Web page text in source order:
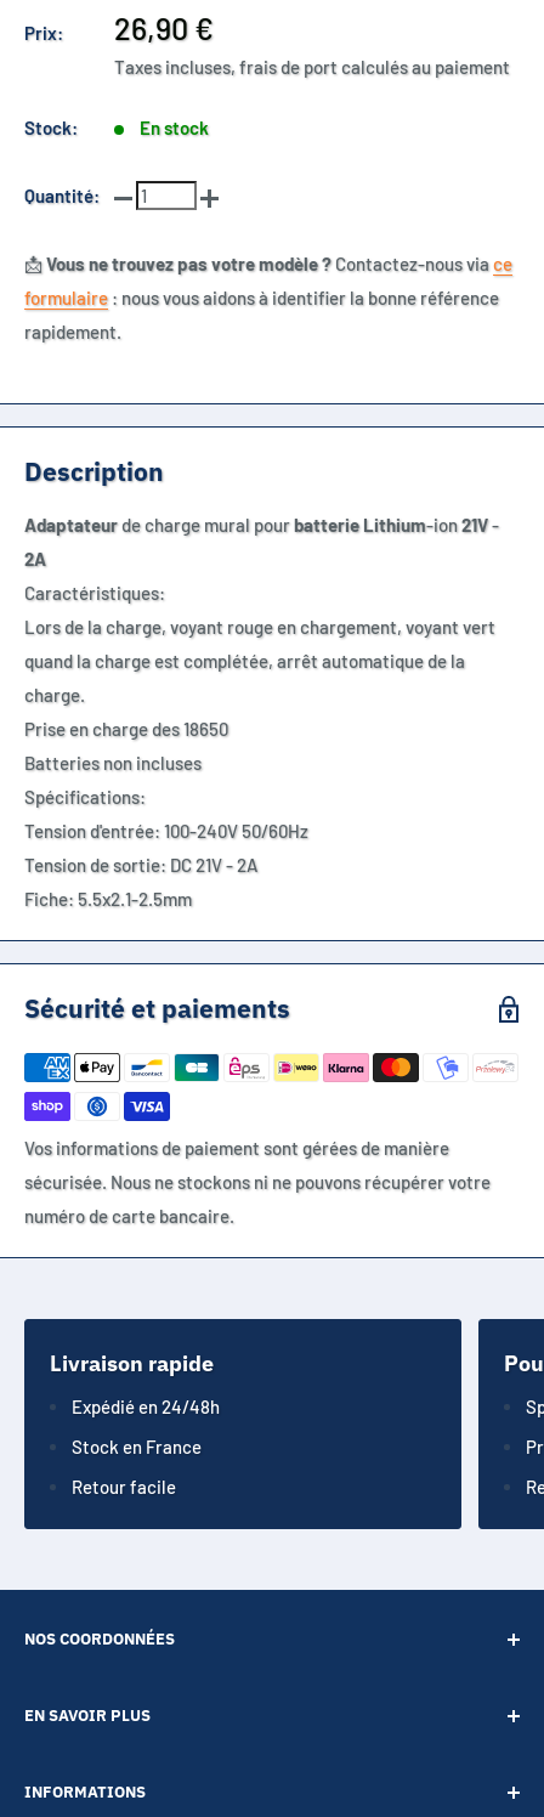
Prix:
Prix
réduit
26,90 €
Taxes incluses, frais de port calculés au paiement
Stock: En stock
Quantité:
📩Vous ne trouvez pas votre modèle ?Contactez-nous viace
formulaire : nous vous aidons à identifier la bonne référence
rapidement.
Description
Adaptateurde charge mural pourbatterie Lithium-ion21V-
2A
Caractéristiques:
Lors de la charge, voyant rouge en chargement, voyant vert
quand la charge est complétée, arrêt automatique de la
charge.
Prise en charge des 18650
Batteries non incluses
Spécifications:
Tension d'entrée: 100-240V 50/60Hz
Tension de sortie: DC 21V - 2A
Fiche: 5.5x2.1-2.5mm
Sécurité et paiements
Vos informations de paiement sont gérées de manière
sécurisée. Nous ne stockons ni ne pouvons récupérer votre
numéro de carte bancaire.
Livraison rapide
Expédié en 24/48h
Stock en France
Retour facile
NOS COORDONNÉES
EN SAVOIR PLUS
A propos
INFORMATIONS